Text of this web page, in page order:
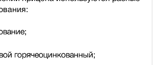
горячеоцинкованный;